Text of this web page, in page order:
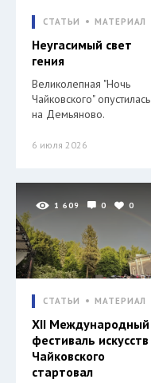
СТАТЬИ МАТЕРИАЛ
Неугасимый свет
гения
Великолепная "Ночь
Чайковского" опустилась
на Демьяново.
6 июля 2026
1 609 0 0
СТАТЬИ МАТЕРИАЛ
XII Международный
фестиваль искусств
Чайковского
стартовал